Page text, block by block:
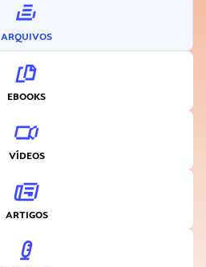
ARQUIVOS
EBOOKS
VÍDEOS
ARTIGOS